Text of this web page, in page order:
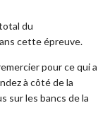
du
cette épreuve.
pour ce qui a
à côté de la
sur les bancs de la